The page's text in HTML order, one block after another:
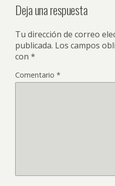
Deja una respuesta
Tu dirección de correo
publicada. Los campos
con *
Comentario *